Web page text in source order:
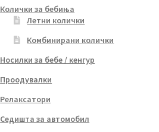
Колички за бебиња
Летни колички
Комбинирани колички
Носилки за бебе / кенгур
Проодувалки
Релаксатори
Седишта за автомобил